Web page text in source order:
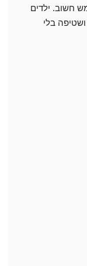
חשוב. ילדים
בלי